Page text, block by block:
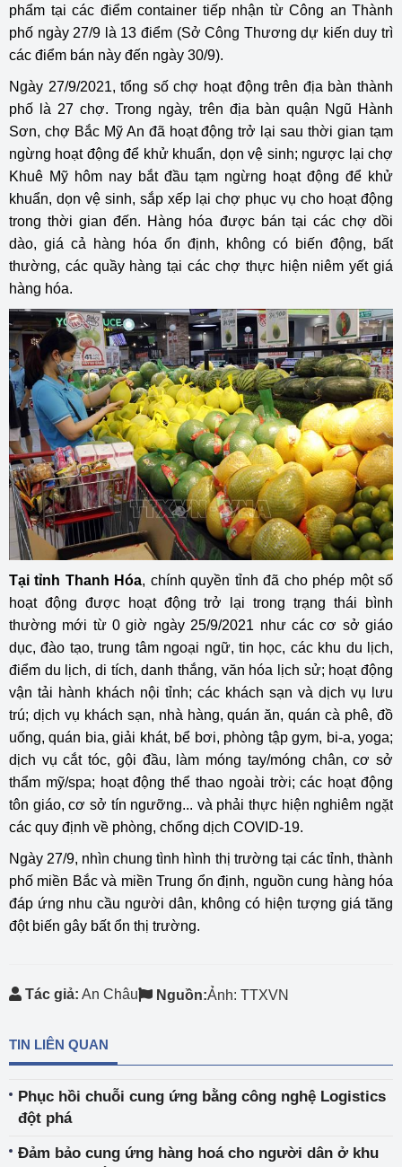
phẩm tại các điểm container tiếp nhận từ Công an Thành
phố ngày 27/9 là 13 điểm (Sở Công Thương dự kiến duy trì
các điểm bán này đến ngày 30/9).
Ngày 27/9/2021, tổng số chợ hoạt động trên địa bàn thành
phố là 27 chợ. Trong ngày, trên địa bàn quận Ngũ Hành
Sơn, chợ Bắc Mỹ An đã hoạt động trở lại sau thời gian tạm
ngừng hoạt động để khử khuẩn, dọn vệ sinh; ngược lại chợ
Khuê Mỹ hôm nay bắt đầu tạm ngừng hoạt động để khử
khuẩn, dọn vệ sinh, sắp xếp lại chợ phục vụ cho hoạt động
trong thời gian đến. Hàng hóa được bán tại các chợ dồi
dào, giá cả hàng hóa ổn định, không có biến động, bất
thường, các quầy hàng tại các chợ thực hiện niêm yết giá
hàng hóa.
Tại tỉnh Thanh Hóa, chính quyền tỉnh đã cho phép một số
hoạt động được hoạt động trở lại trong trạng thái bình
thường mới từ 0 giờ ngày 25/9/2021 như các cơ sở giáo
dục, đào tạo, trung tâm ngoại ngữ, tin học, các khu du lịch,
điểm du lịch, di tích, danh thắng, văn hóa lịch sử; hoạt động
vận tải hành khách nội tỉnh; các khách sạn và dịch vụ lưu
trú; dịch vụ khách sạn, nhà hàng, quán ăn, quán cà phê, đồ
uống, quán bia, giải khát, bể bơi, phòng tập gym, bi-a, yoga;
dịch vụ cắt tóc, gội đầu, làm móng tay/móng chân, cơ sở
thẩm mỹ/spa; hoạt động thể thao ngoài trời; các hoạt động
tôn giáo, cơ sở tín ngưỡng... và phải thực hiện nghiêm ngặt
các quy định về phòng, chống dịch COVID-19.
Ngày 27/9, nhìn chung tình hình thị trường tại các tỉnh, thành
phố miền Bắc và miền Trung ổn định, nguồn cung hàng hóa
đáp ứng nhu cầu người dân, không có hiện tượng giá tăng
đột biến gây bất ổn thị trường.
Tác giả: An Châu Nguồn:Ảnh: TTXVN
TIN LIÊN QUAN
Phục hồi chuỗi cung ứng bằng công nghệ Logistics
đột phá
Đảm bảo cung ứng hàng hoá cho người dân ở khu